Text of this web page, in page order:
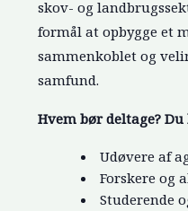
skov- og
formål at opbygge et
sammenkoblet og
samfund.
Hvem bør deltage?
Udøvere af
Forskere og
Studerende